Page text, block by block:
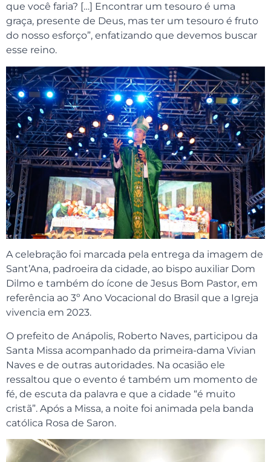
que você faria? […] Encontrar um tesouro é uma
graça, presente de Deus, mas ter um tesouro é fruto
do nosso esforço”, enfatizando que devemos buscar
esse reino.
A celebração foi marcada pela entrega da imagem de
Sant’Ana, padroeira da cidade, ao bispo auxiliar Dom
Dilmo e também do ícone de Jesus Bom Pastor, em
referência ao 3º Ano Vocacional do Brasil que a Igreja
vivencia em 2023.
O prefeito de Anápolis, Roberto Naves, participou da
Santa Missa acompanhado da primeira-dama Vivian
Naves e de outras autoridades. Na ocasião ele
ressaltou que o evento é também um momento de
fé, de escuta da palavra e que a cidade “é muito
cristã”. Após a Missa, a noite foi animada pela banda
católica Rosa de Saron.